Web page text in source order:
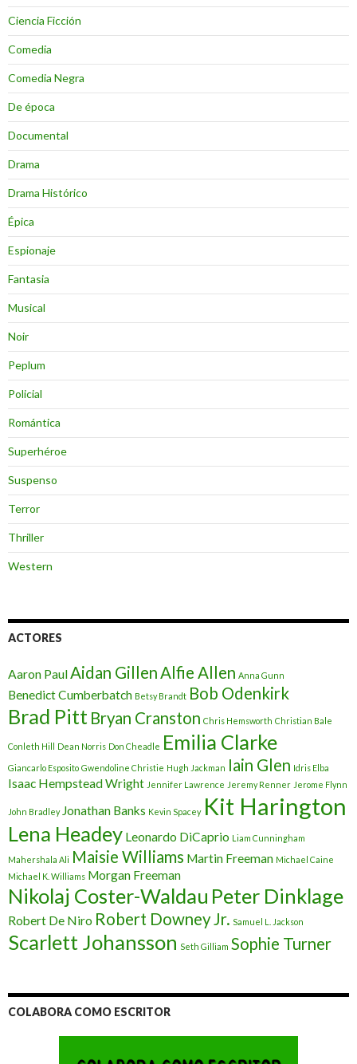
Ciencia Ficción
Comedia
Comedia Negra
De época
Documental
Drama
Drama Histórico
Épica
Espionaje
Fantasia
Musical
Noir
Peplum
Policial
Romántica
Superhéroe
Suspenso
Terror
Thriller
Western
ACTORES
Aaron PaulAidan GillenAlfie Allen Anna Gunn
Benedict Cumberbatch Betsy Brandt Bob Odenkirk
Brad Pitt Bryan Cranston Chris Hemsworth Christian Bale
Conleth Hill Dean Norris Don Cheadle Emilia Clarke
Giancarlo Esposito Gwendoline Christie Hugh Jackman Iain Glen Idris Elba
Isaac Hempstead Wright Jennifer Lawrence Jeremy Renner Jerome Flynn
John Bradley Jonathan Banks Kevin Spacey Kit Harington
Lena Headey Leonardo DiCaprio Liam Cunningham
Mahershala Ali Maisie Williams Martin Freeman Michael Caine
Michael K. Williams Morgan Freeman
Nikolaj Coster-Waldau Peter Dinklage
Robert De Niro Robert Downey Jr. Samuel L. Jackson
Scarlett Johansson Seth Gilliam Sophie Turner
COLABORA COMO ESCRITOR